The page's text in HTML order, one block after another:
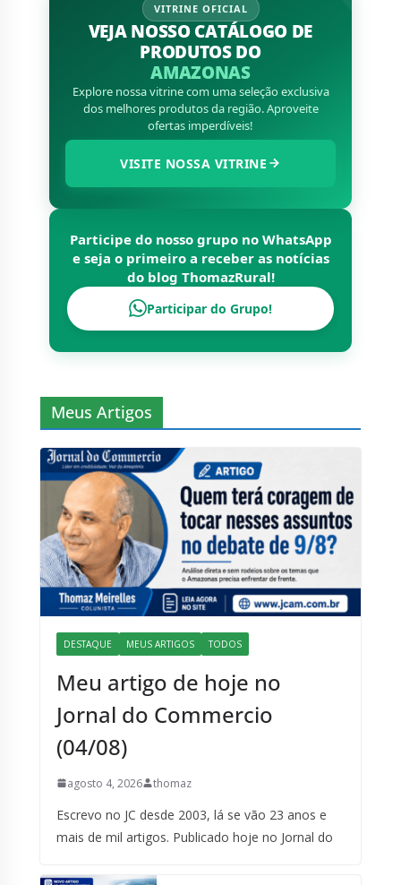
VITRINE OFICIAL
VEJA NOSSO CATÁLOGO DE
PRODUTOS DO
AMAZONAS
Explore nossa vitrine com uma seleção exclusiva
dos melhores produtos da região. Aproveite
ofertas imperdíveis!
VISITE NOSSA VITRINE
Participe do nosso grupo no WhatsApp
e seja o primeiro a receber as notícias
do blog ThomazRural!
Participar do Grupo!
Meus Artigos
DESTAQUE MEUS ARTIGOS TODOS
Meu artigo de hoje no
Jornal do Commercio
(04/08)
agosto 4, 2026 thomaz
Escrevo no JC desde 2003, lá se vão 23 anos e
mais de mil artigos. Publicado hoje no Jornal do